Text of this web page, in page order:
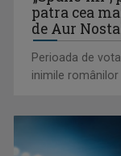
„Spune-
patra cea
de Aur
Perioada de